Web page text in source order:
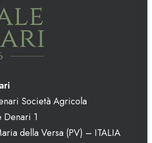
Società Agricola
Denari 1
della Versa (PV) – ITALIA